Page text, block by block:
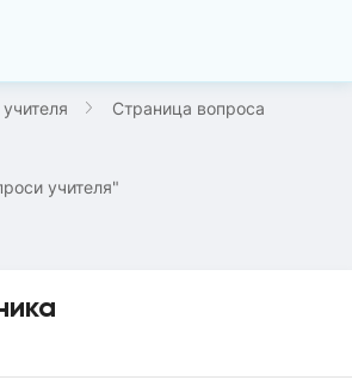
Страница вопроса
учителя"